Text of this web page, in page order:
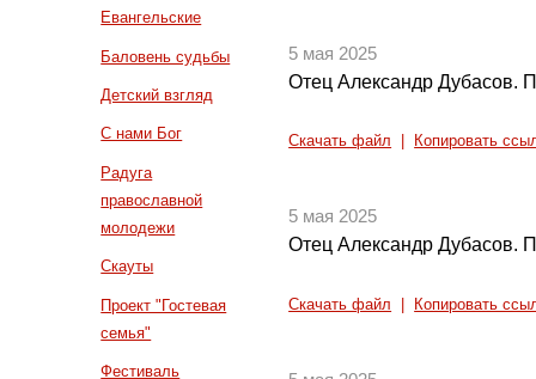
Евангельские
Баловень судьбы
Детский взгляд
С нами Бог
Радуга
православной
молодежи
Скауты
Проект "Гостевая
семья"
Фестиваль
5 мая 2025
Отец Александр Дубасов.
Скачать файл Копировать
5 мая 2025
Отец Александр Дубасов.
Скачать файл Копировать